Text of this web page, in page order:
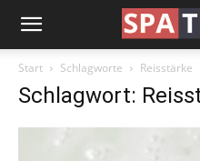
Start Schlagworte Reisstärke
Schlagwort: